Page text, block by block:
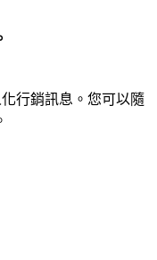
行銷訊息。您可以隨